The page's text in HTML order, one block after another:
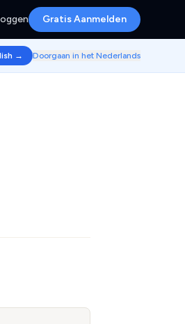
Gratis Aanmelden
→ Doorgaan in het Nederlands